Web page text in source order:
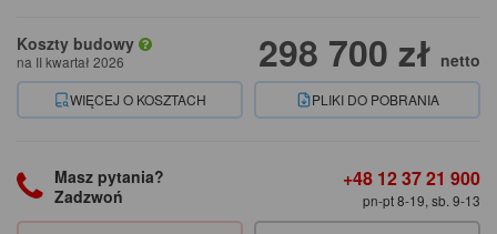
Koszty budowy
na II kwartał 2026 298 700 zł netto
WIĘCEJ O KOSZTACH PLIKI DO POBRANIA
Masz pytania?
Zadzwoń
+48 12 37 21 900
pn-pt 8-19, sb. 9-13